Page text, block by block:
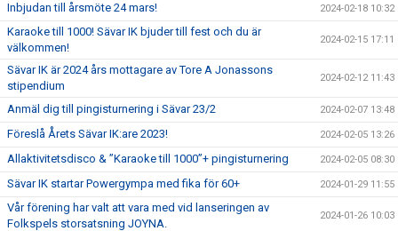
Inbjudan till årsmöte 24 mars! 2024-02-18 10:32
Karaoke till 1000! Sävar IK bjuder till fest och du är
välkommen!
2024-02-15 17:11
Sävar IK är 2024 års mottagare av Tore A Jonassons
stipendium
2024-02-12 11:43
Anmäl dig till pingisturnering i Sävar 23/2 2024-02-07 13:48
Föreslå Årets Sävar IK:are 2023! 2024-02-05 13:26
Allaktivitetsdisco & ”Karaoke till 1000”+ pingisturnering 2024-02-05 08:30
Sävar IK startar Powergympa med fika för 60+ 2024-01-29 11:55
Vår förening har valt att vara med vid lanseringen av
Folkspels storsatsning JOYNA.
2024-01-26 10:03